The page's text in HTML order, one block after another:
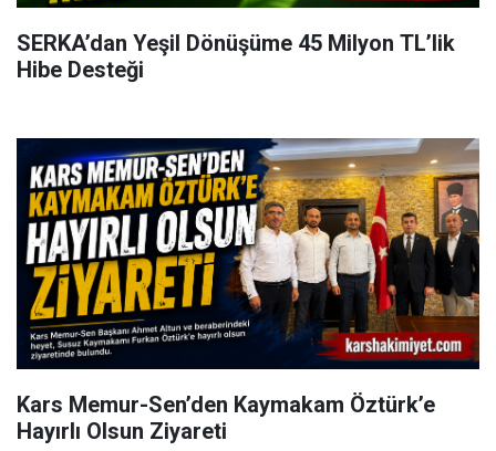
SERKA’dan Yeşil Dönüşüme 45 Milyon TL’lik
Hibe Desteği
Kars Memur-Sen’den Kaymakam Öztürk’e
Hayırlı Olsun Ziyareti